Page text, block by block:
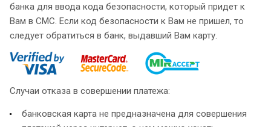
банка для ввода кода безопасности, который придет к
Вам в СМС. Если код безопасности к Вам не пришел, то
следует обратиться в банк, выдавший Вам карту.
Случаи отказа в совершении платежа:
банковская карта не предназначена для совершения